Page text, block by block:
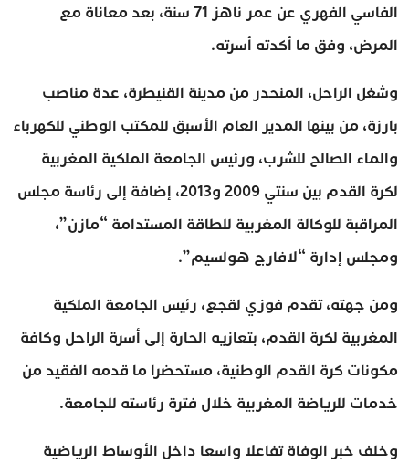
الفاسي الفهري عن عمر ناهز 71 سنة، بعد معاناة مع
المرض، وفق ما أكدته أسرته.
وشغل الراحل، المنحدر من مدينة القنيطرة، عدة مناصب
بارزة، من بينها المدير العام الأسبق للمكتب الوطني للكهرباء
والماء الصالح للشرب، ورئيس الجامعة الملكية المغربية
لكرة القدم بين سنتي 2009 و2013، إضافة إلى رئاسة مجلس
المراقبة للوكالة المغربية للطاقة المستدامة “مازن”،
ومجلس إدارة “لافارج هولسيم”.
ومن جهته، تقدم فوزي لقجع، رئيس الجامعة الملكية
المغربية لكرة القدم، بتعازيه الحارة إلى أسرة الراحل وكافة
مكونات كرة القدم الوطنية، مستحضرا ما قدمه الفقيد من
خدمات للرياضة المغربية خلال فترة رئاسته للجامعة.
وخلف خبر الوفاة تفاعلا واسعا داخل الأوساط الرياضية